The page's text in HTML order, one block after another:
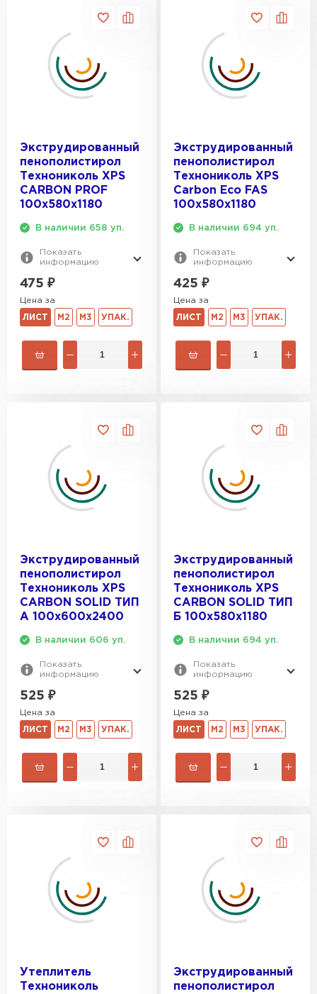
Экструдированный
пенополистирол
Технониколь XPS
CARBON PROF
100х580х1180
В наличии 658 уп.
Показать
информацию
475 ₽
Цена за
ЛИСТ М2 М3 УПАК.
Экструдированный
пенополистирол
Технониколь XPS
Carbon Eco FAS
100х580х1180
В наличии 694 уп.
Показать
информацию
425 ₽
Цена за
ЛИСТ М2 М3 УПАК.
Экструдированный
пенополистирол
Технониколь XPS
CARBON SOLID ТИП
A 100х600х2400
В наличии 606 уп.
Показать
информацию
525 ₽
Цена за
ЛИСТ М2 М3 УПАК.
Экструдированный
пенополистирол
Технониколь XPS
CARBON SOLID ТИП
Б 100х580х1180
В наличии 694 уп.
Показать
информацию
525 ₽
Цена за
ЛИСТ М2 М3 УПАК.
Утеплитель
Технониколь
Экструдированный
пенополистирол